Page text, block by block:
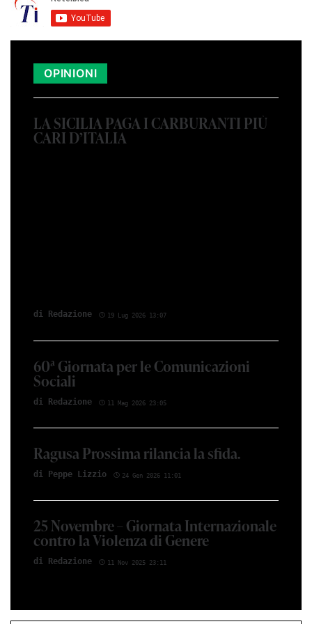
OPINIONI
LA SICILIA PAGA I CARBURANTI PIÙ
CARI D’ITALIA
di Red­azio­ne 19 Lug 2026 13:07
60ª Giornata per le Comunicazioni
Sociali
di Red­azio­ne 11 Mag 2026 23:05
Ragusa Prossima rilancia la sfida.
di Peppe Li­z­zio 24 Gen 2026 11:01
25 Novembre – Giornata Internazionale
contro la Violenza di Genere
di Red­azio­ne 11 Nov 2025 23:11